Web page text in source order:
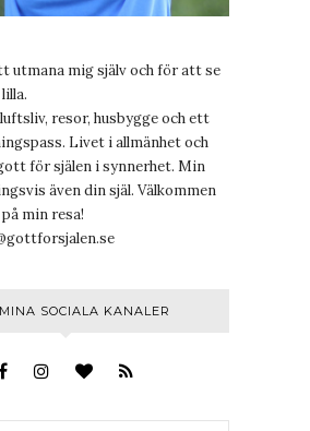
utmana mig själv och för att se
resor, husbygge och ett
Livet i allmänhet och
för själen i synnerhet. Min
även din själ. Välkommen
min resa!
SOCIALA KANALER